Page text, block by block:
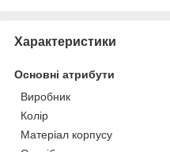
Характеристики
Основні атрибути
Виробник
Колір
Матеріал корпусу